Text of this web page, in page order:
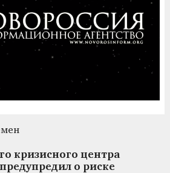
кризисного центра
о риске